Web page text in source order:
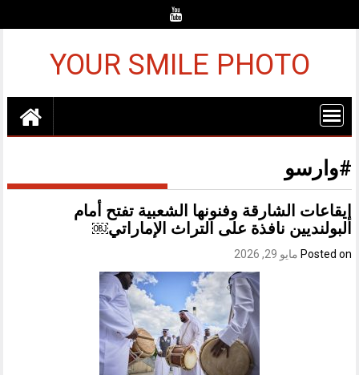
YOUR SMILE PHOTO
#وارسو
إيقاعات الشارقة وفنونها الشعبية تفتح أمام
البولنديين نافذة على التراث الإماراتي￼
Posted on مايو 29, 2026